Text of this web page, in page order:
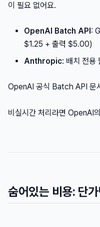
이 필요 없어요.
OpenAI Batch API:
$1.25 + 출력 $5.00)
Anthropic: 배치 전용
OpenAI 공식 Batch API 문
비실시간 처리라면 OpenAI
숨어있는 비용: 단